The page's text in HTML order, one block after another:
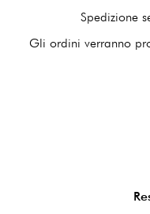
Spedizione
Gli ordini verranno